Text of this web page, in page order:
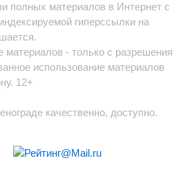
полных материалов в Интернет с
гиперссылки на
материалов - только с разрешения
использование материалов
12+
качественно, доступно.